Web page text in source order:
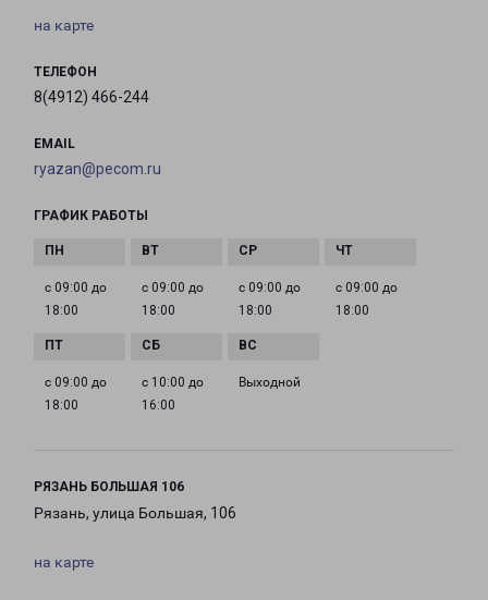
на карте
ТЕЛЕФОН
8(4912) 466-244
EMAIL
ryazan@pecom.ru
ГРАФИК РАБОТЫ
с 09:00 до
18:00
с 09:00 до
18:00
с 09:00 до
18:00
с 09:00 до
18:00
с 09:00 до
18:00
с 10:00 до
16:00
Выходной
РЯЗАНЬ БОЛЬШАЯ 106
Рязань, улица Большая, 106
на карте